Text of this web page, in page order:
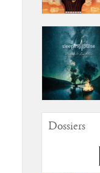
Dossiers